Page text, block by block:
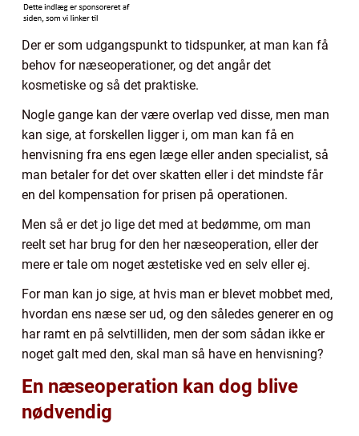
Der er som udgangspunkt to tidspunker, at man kan få
behov for næseoperationer, og det angår det
kosmetiske og så det praktiske.
Nogle gange kan der være overlap ved disse, men man
kan sige, at forskellen ligger i, om man kan få en
henvisning fra ens egen læge eller anden specialist, så
man betaler for det over skatten eller i det mindste får
en del kompensation for prisen på operationen.
Men så er det jo lige det med at bedømme, om man
reelt set har brug for den her næseoperation, eller der
mere er tale om noget æstetiske ved en selv eller ej.
For man kan jo sige, at hvis man er blevet mobbet med,
hvordan ens næse ser ud, og den således generer en og
har ramt en på selvtilliden, men der som sådan ikke er
noget galt med den, skal man så have en henvisning?
En næseoperation kan dog blive
nødvendig